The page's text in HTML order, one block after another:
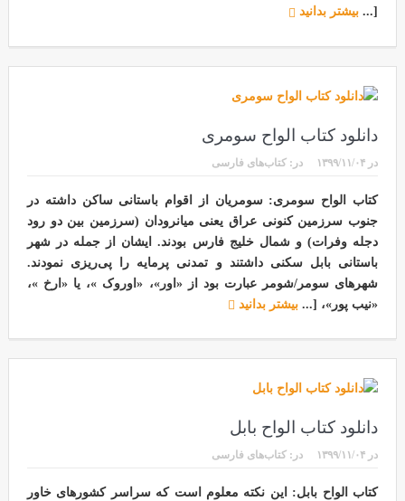
[... بیشتر بدانید
دانلود کتاب الواح سومری
در ۱۳۹۹/۱۱/۰۴ در: کتاب‌های فارسی
کتاب الواح سومری: سومریان از اقوام باستانی ساکن داشته در
جنوب سرزمین کنونی عراق یعنی میانرودان (سرزمین بین دو رود
دجله وفرات) و شمال خلیج فارس بودند. ایشان از جمله در شهر
باستانی بابل سکنی داشتند و تمدنی پرمایه را پی‌ریزی نمودند.
شهرهای سومر/شومر عبارت بود از «اور»، «اوروک »، یا «ارخ »،
«نیب پور»، [... بیشتر بدانید
دانلود کتاب الواح بابل
در ۱۳۹۹/۱۱/۰۴ در: کتاب‌های فارسی
کتاب الواح بابل: این نکته معلوم است که سراسر کشورهای خاور